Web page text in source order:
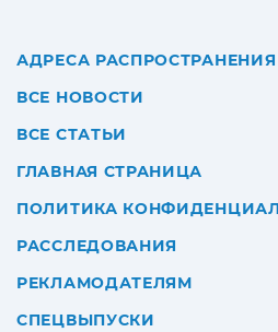
АДРЕСА РАСПРОСТРАНЕНИЯ
ВСЕ НОВОСТИ
ВСЕ СТАТЬИ
ГЛАВНАЯ СТРАНИЦА
ПОЛИТИКА
РАССЛЕДОВАНИЯ
РЕКЛАМОДАТЕЛЯМ
СПЕЦВЫПУСКИ